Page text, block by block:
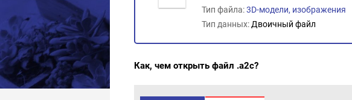
Тип файла:3D-модели, изображения
Тип данных: Двоичный файл
Как, чем открыть файл .a2c?